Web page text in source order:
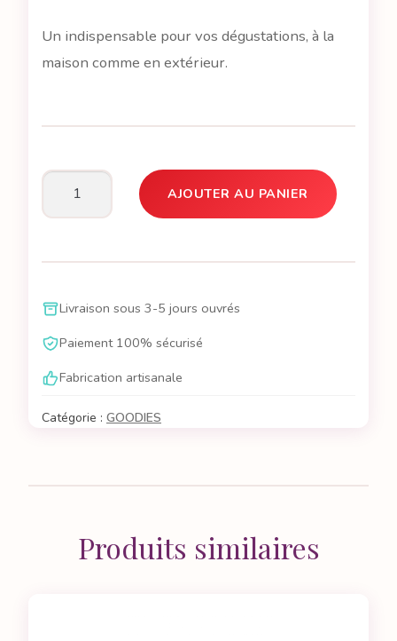
Un indispensable pour vos dégustations, à la
maison comme en extérieur.
quantité
Sirop
AJOUTER AU PANIER
Livraison sous 3-5 jours ouvrés
Paiement 100% sécurisé
Fabrication artisanale
Catégorie : GOODIES
Produits similaires